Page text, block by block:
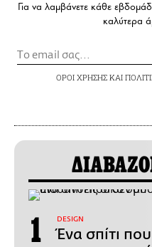
Για να λαμβάνετε κάθε
καλύτερα
ΟΡΟΙ ΧΡΗΣΗΣΚΑΙ
DESIGN
Ένα σπίτι